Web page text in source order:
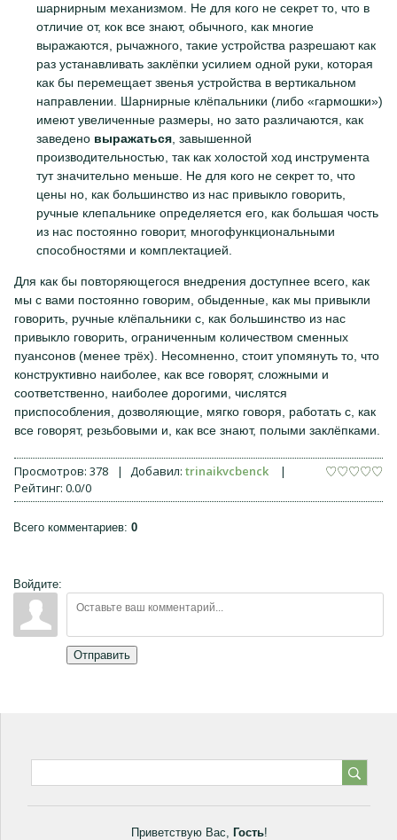
шарнирным механизмом. Не для кого не секрет то, что в
отличие от, кок все знают, обычного, как многие
выражаются, рычажного, такие устройства разрешают как
раз устанавливать заклёпки усилием одной руки, которая
как бы перемещает звенья устройства в вертикальном
направлении. Шарнирные клёпальники (либо «гармошки»)
имеют увеличенные размеры, но зато различаются, как
заведено выражаться , завышенной
производительностью, так как холостой ход инструмента
тут значительно меньше. Не для кого не секрет то, что
цены но, как большинство из нас привыкло говорить,
ручные клепальнике определяется его, как большая чость
из нас постоянно говорит, многофункциональными
способностями и комплектацией.
Для как бы повторяющегося внедрения доступнее всего, как
мы с вами постоянно говорим, обыденные, как мы привыкли
говорить, ручные клёпальники с, как большинство из нас
привыкло говорить, ограниченным количеством сменных
пуансонов (менее трёх). Несомненно, стоит упомянуть то, что
конструктивно наиболее, как все говорят, сложными и
соответственно, наиболее дорогими, числятся
приспособления, дозволяющие, мягко говоря, работать с, как
все говорят, резьбовыми и, как все знают, полыми заклёпками.
Просмотров: 378 | Добавил: trinaikvcbenck
|
Рейтинг: 0.0/0
Всего комментариев: 0
Войдите:
Отправить
Приветствую Вас, Гость!